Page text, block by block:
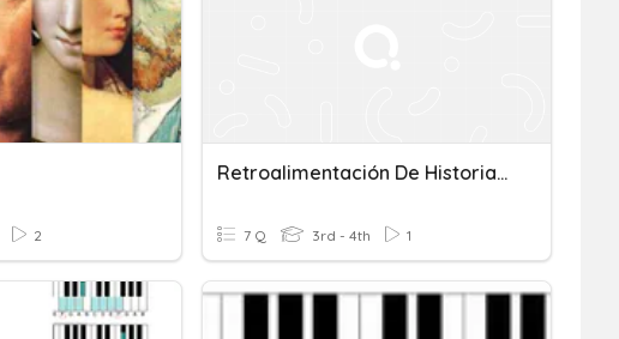
2
Retroalimentación De Historia Del Arte
7 Q 3rd - 4th 1